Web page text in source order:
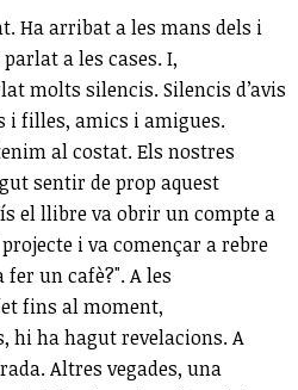
Ha arribat a les mans dels i
a les cases. I,
molts silencis. Silencis d’avis
i filles, amics i amigues.
al costat. Els nostres
sentir de prop aquest
el llibre va obrir un compte a
i va començar a rebre
un cafè?". A les
fins al moment,
ha hagut revelacions. A
Altres vegades, una